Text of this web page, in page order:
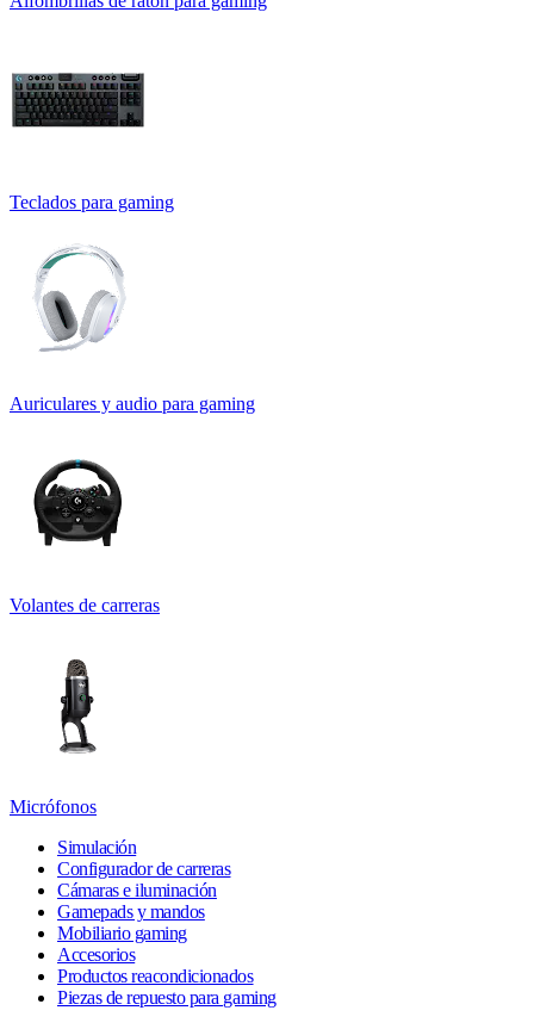
Teclados para gaming
Auriculares y audio para gaming
Volantes de carreras
Micrófonos
Simulación
Configurador de carreras
Cámaras e iluminación
Gamepads y mandos
Mobiliario gaming
Accesorios
Productos reacondicionados
Piezas de repuesto para gaming